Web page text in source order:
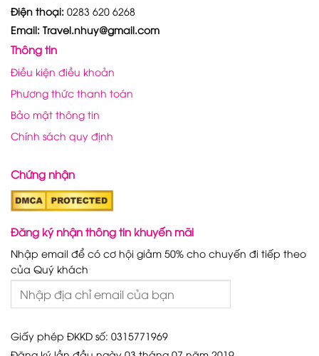
Điện thoại: 0283 620 6268
Email: Travel.nhuy@gmail.com
Thông tin
Điều kiện điều khoản
Phương thức thanh toán
Bảo mật thông tin
Chính sách quy định
Chứng nhận
Đăng ký nhận thông tin khuyến mãi
Nhập email để có cơ hội giảm 50% cho chuyến đi tiếp theo
của Quý khách
Giấy phép ĐKKD số: 0315771969